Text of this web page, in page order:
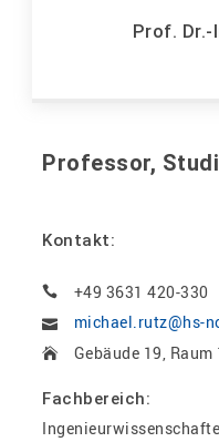
Professor,
Kontakt:
+49 3631 420-330
michael.rutz@hs-
Gebäude 19, Raum
Fachbereich:
Prof. Dr.-